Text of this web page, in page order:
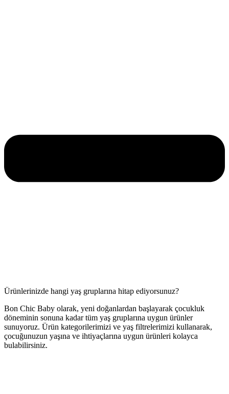
Ürünlerinizde hangi yaş gruplarına hitap ediyorsunuz?
Bon Chic Baby olarak, yeni doğanlardan başlayarak çocukluk
döneminin sonuna kadar tüm yaş gruplarına uygun ürünler
sunuyoruz. Ürün kategorilerimizi ve yaş filtrelerimizi kullanarak,
çocuğunuzun yaşına ve ihtiyaçlarına uygun ürünleri kolayca
bulabilirsiniz.